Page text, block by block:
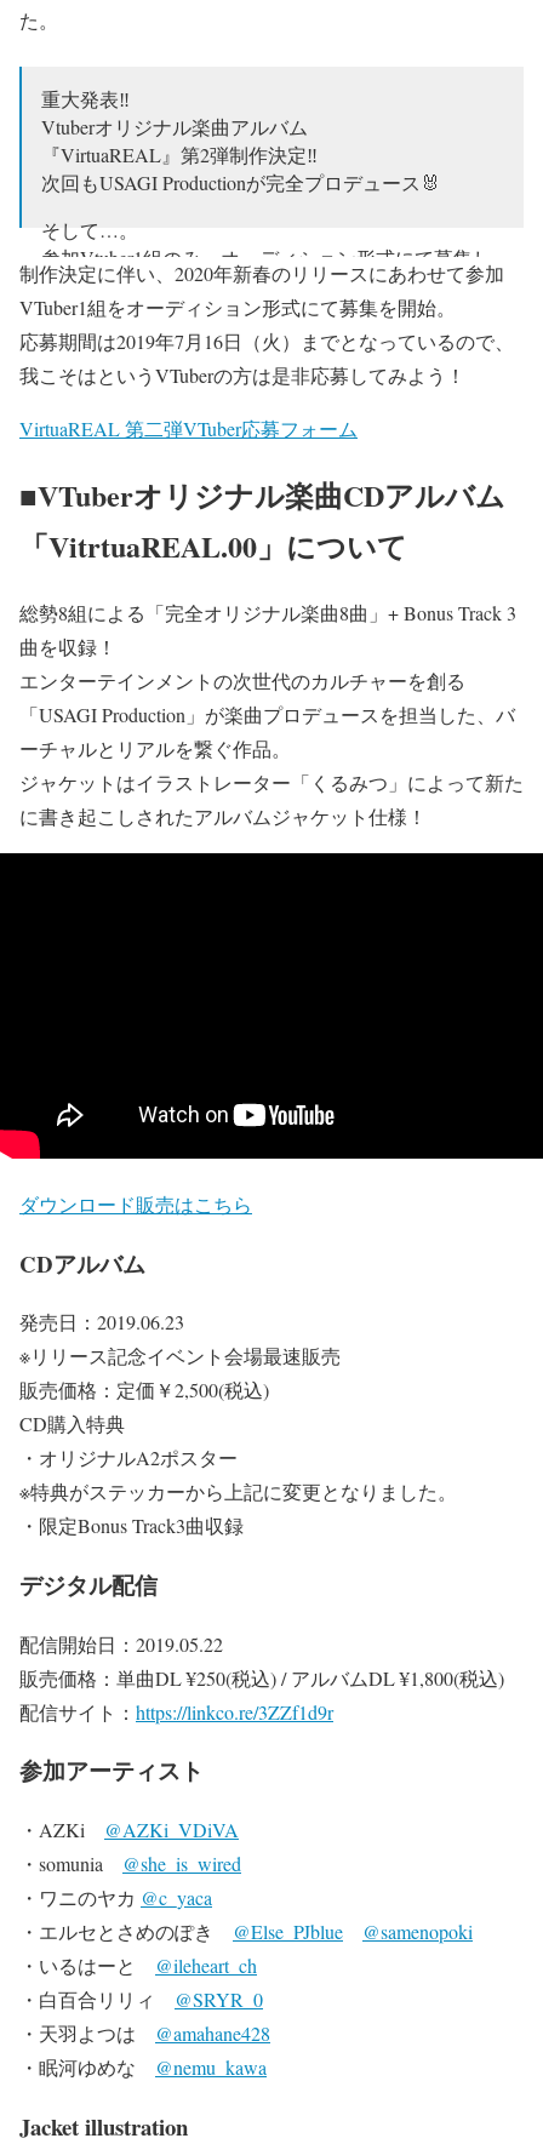
た。
重大発表‼️
Vtuberオリジナル楽曲アルバム
『VirtuaREAL』第2弾制作決定‼️
次回もUSAGI Productionが完全プロデュース🐰
そして…。
参加Vtuber1組のみ、オーディション形式にて募集し
ます‼️
只今から、7月16(火)まで、
下記サイトよりご応募くださいませ‼️
https://t.co/iFzkb6Sbaw
pic.twitter.com/3ebHFsEWwS
(@usagipro777)2019年6月26日
制作決定に伴い、2020年新春のリリースにあわせて参加
VTuber1組をオーディション形式にて募集を開始。
応募期間は2019年7月16日（火）までとなっているので、
我こそはというVTuberの方は是非応募してみよう！
VirtuaREAL 第二弾VTuber応募フォーム
■VTuberオリジナル楽曲CDアルバム
「VitrtuaREAL.00」について
総勢8組による「完全オリジナル楽曲8曲」+ Bonus Track 3
曲を収録！
エンターテインメントの次世代のカルチャーを創る
「USAGI Production」が楽曲プロデュースを担当した、バ
ーチャルとリアルを繋ぐ作品。
ジャケットはイラストレーター「くるみつ」によって新た
に書き起こしされたアルバムジャケット仕様！
ダウンロード販売はこちら
CDアルバム
発売日：2019.06.23
※リリース記念イベント会場最速販売
販売価格：定価￥2,500(税込)
CD購入特典
・オリジナルA2ポスター
※特典がステッカーから上記に変更となりました。
・限定Bonus Track3曲収録
デジタル配信
配信開始日：2019.05.22
販売価格：単曲DL ¥250(税込) / アルバムDL ¥1,800(税込)
配信サイト： https://linkco.re/3ZZf1d9r
参加アーティスト
・AZKi @AZKi_VDiVA
・somunia @she_is_wired
・ワニのヤカ @c_yaca
・エルセとさめのぽき @Else_PJblue
@samenopoki
・いるはーと @ileheart_ch
・白百合リリィ @SRYR_0
・天羽よつは @amahane428
・眠河ゆめな @nemu_kawa
Jacket illustration